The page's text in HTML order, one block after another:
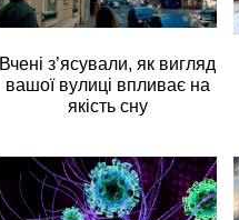
Вчені з’ясували, як вигляд
вашої вулиці впливає на
якість сну